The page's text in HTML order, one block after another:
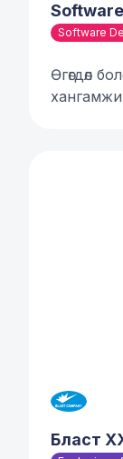
Software
Өгөгдөл
Бласт